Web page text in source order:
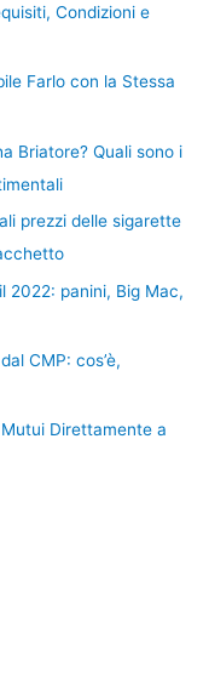
Condizioni e
Farlo con la Stessa
Briatore? Quali sono i
prezzi delle sigarette
2022: panini, Big Mac,
CMP: cos’è,
Direttamente a